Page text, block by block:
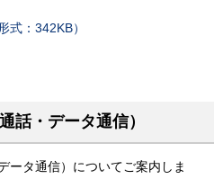
式：342KB）
話・データ通信）
ータ通信）についてご案内しま